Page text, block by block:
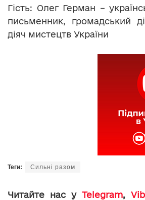
Гість: Олег Герман –
письменник, громадський
діяч мистецтв України
Теги: Сильні разом
Читайте нас у Telegram,